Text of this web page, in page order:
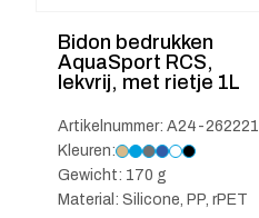
Bidon bedrukken
AquaSport RCS,
lekvrij, met rietje 1L
Artikelnummer: A24-262221
Kleuren:
Gewicht: 170 g
Material: Silicone, PP, rPET